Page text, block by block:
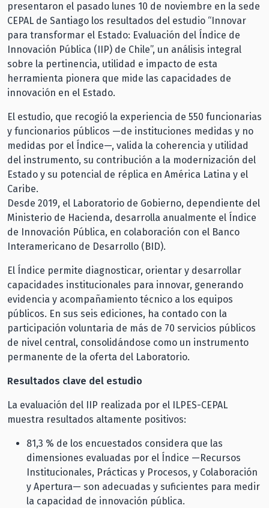
presentaron el pasado lunes 10 de noviembre en la sede
CEPAL de Santiago los resultados del estudio “Innovar
para transformar el Estado: Evaluación del Índice de
Innovación Pública (IIP) de Chile”, un análisis integral
sobre la pertinencia, utilidad e impacto de esta
herramienta pionera que mide las capacidades de
innovación en el Estado.
El estudio, que recogió la experiencia de 550 funcionarias
y funcionarios públicos —de instituciones medidas y no
medidas por el Índice—, valida la coherencia y utilidad
del instrumento, su contribución a la modernización del
Estado y su potencial de réplica en América Latina y el
Caribe.
Desde 2019, el Laboratorio de Gobierno, dependiente del
Ministerio de Hacienda, desarrolla anualmente el Índice
de Innovación Pública, en colaboración con el Banco
Interamericano de Desarrollo (BID).
El Índice permite diagnosticar, orientar y desarrollar
capacidades institucionales para innovar, generando
evidencia y acompañamiento técnico a los equipos
públicos. En sus seis ediciones, ha contado con la
participación voluntaria de más de 70 servicios públicos
de nivel central, consolidándose como un instrumento
permanente de la oferta del Laboratorio.
Resultados clave del estudio
La evaluación del IIP realizada por el ILPES-CEPAL
muestra resultados altamente positivos:
81,3 % de los encuestados considera que las
dimensiones evaluadas por el Índice —Recursos
Institucionales, Prácticas y Procesos, y Colaboración
y Apertura— son adecuadas y suficientes para medir
la capacidad de innovación pública.